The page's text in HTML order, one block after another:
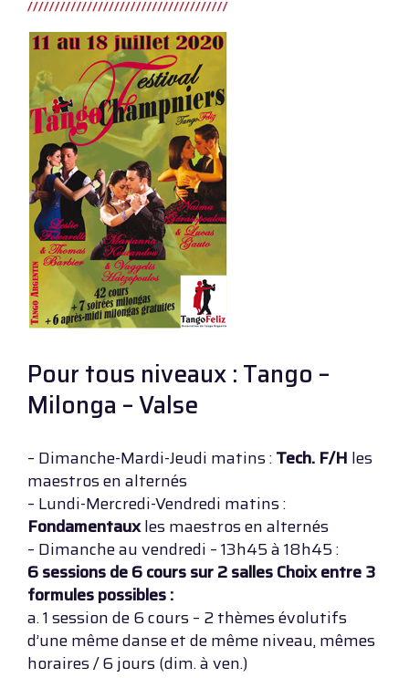
Pour tous niveaux : Tango –
Milonga – Valse
– Dimanche-Mardi-Jeudi matins :Tech. F/H les
maestros en alternés
– Lundi-Mercredi-Vendredi matins :
Fondamentauxles maestros en alternés
– Dimanche au vendredi – 13h45 à 18h45 :
6 sessions de 6 cours sur 2 salles Choix entre 3
formules possibles :
a. 1 session de 6 cours – 2 thèmes évolutifs
d’une même danse et de même niveau, mêmes
horaires / 6 jours (dim. à ven.)